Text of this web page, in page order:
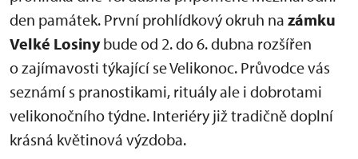
den památek. První prohlídkový okruh na zámku
Velké Losinybude od 2. do 6. dubna rozšířen
o zajímavosti týkající se Velikonoc. Průvodce vás
seznámí s pranostikami, rituály ale i dobrotami
velikonočního týdne. Interiéry již tradičně doplní
krásná květinová výzdoba.